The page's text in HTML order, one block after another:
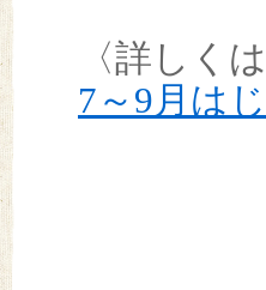
〈詳しく
7～9月は